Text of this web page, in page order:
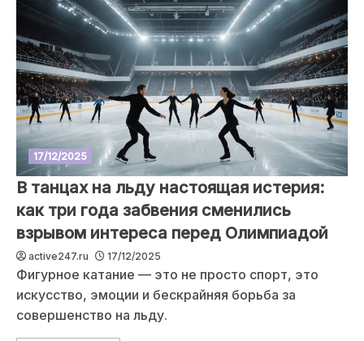
17/12/2025
В танцах на льду настоящая истерия:
как три года забвения сменились
взрывом интереса перед Олимпиадой
active247.ru 17/12/2025
Фигурное катание — это не просто спорт, это
искусство, эмоции и бескрайняя борьба за
совершенство на льду.